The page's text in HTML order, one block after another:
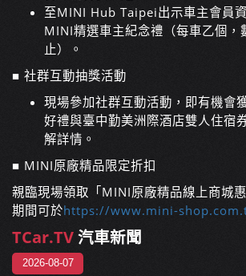
至MINI Hub Taipei出示車主會員
MINI精選車主紀念禮（每車乙個，
止）。
■ 社群互動抽獎活動
現場參加社群互動活動，即有機會
好禮與臺中勤美洲際酒店雙人住宿
解詳情。
■ MINI原廠精品限定折扣
親臨現場領取「MINI原廠精品線上商城
期間可於https://www.mini-
TCar.TV汽車新聞
2026-08-07